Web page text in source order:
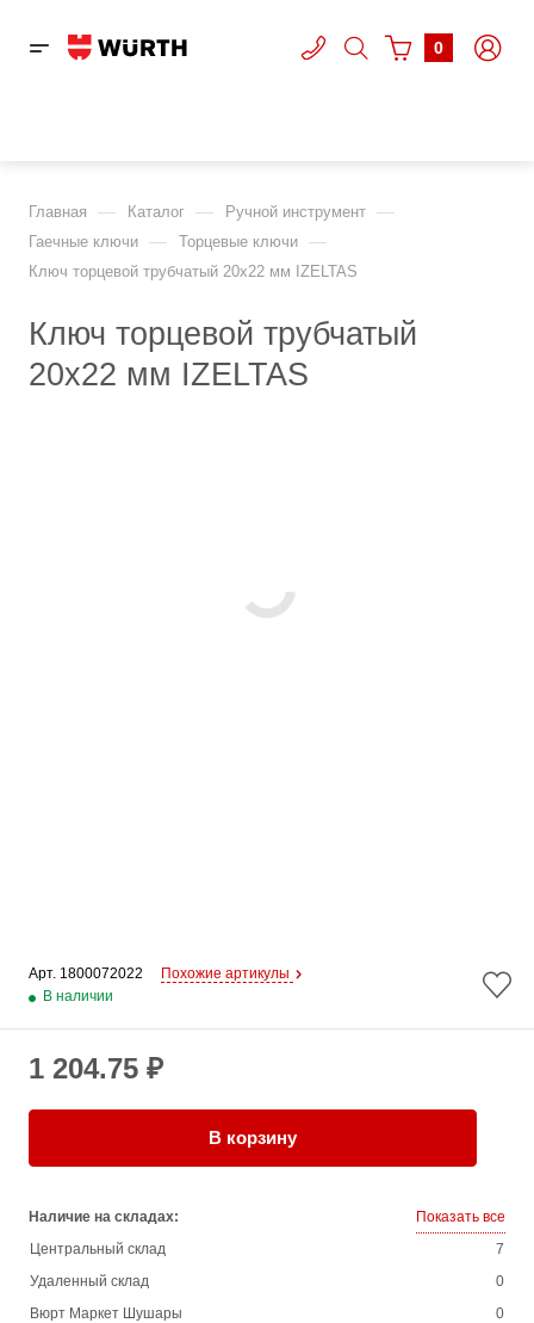
0
Главная — Каталог — Ручной инструмент —
Гаечные ключи — Торцевые ключи —
Ключ торцевой трубчатый 20х22 мм IZELTAS
Ключ торцевой трубчатый
20х22 мм IZELTAS
Арт. 1800072022
Похожие артикулы
В наличии
1 204.75 ₽
В корзину
Наличие на складах:
Показать все
Центральный склад
7
Удаленный склад
0
Вюрт Маркет Шушары
0